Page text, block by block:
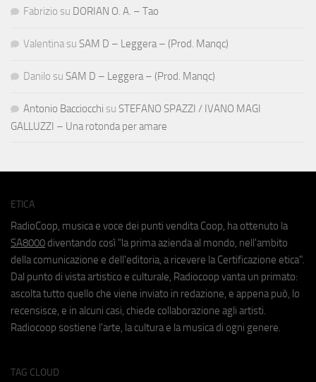
Fabrizio su DORIAN O. A. – Tao
Valentina su SAM D – Leggera – (Prod. Manqc)
Danilo su SAM D – Leggera – (Prod. Manqc)
Antonio Bacciocchi su STEFANO SPAZZI / IVANO MAGI
GALLUZZI – Una rotonda per amare
ETICA
RadioCoop, musica e voce dei punti vendita Coop, ha ottenuto la
SA8000 diventando così "la prima azienda al mondo, nell'ambito
della comunicazione e dell'editoria, a ricevere la Certificazione etica".
Dal punto di vista artistico e culturale, Radiocoop vanta un primato:
ascolta tutto quello che viene inviato in redazione, e appena può, lo
recensisce, e in alcuni casi, chiede collaborazione agli artisti.
Radiocoop sostiene l'arte, la cultura e la musica di ogni genere.
TAG CLOUD